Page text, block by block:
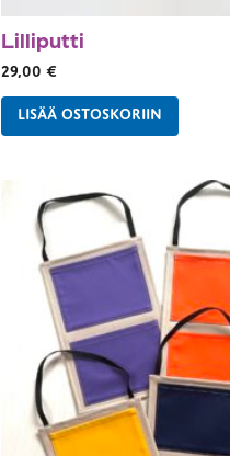
Lilliputti
29,00 €
LISÄÄ OSTOSKORIIN